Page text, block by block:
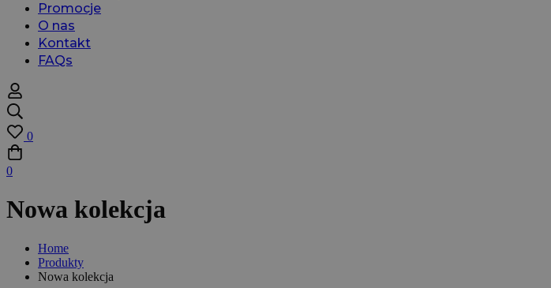
Promocje
O nas
Kontakt
FAQs
0
0
Nowa kolekcja
Home
Produkty
Nowa kolekcja